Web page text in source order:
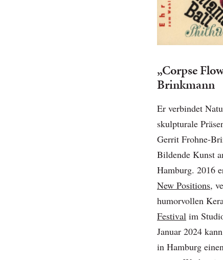
„Corpse
Brinkmann
Er verbindet
skulpturale
Gerrit Frohne-
Bildende Kunst
Hamburg. 2016
New Positions,
humorvollen
Festival im
Januar 2024
in Hamburg